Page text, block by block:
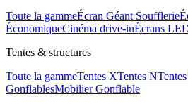
Toute la gammeÉcran Géant Soufflerie
ÉconomiqueCinéma drive-inÉcrans
Tentes & structures
Toute la gammeTentes XTentes N
GonflablesMobilier Gonflable